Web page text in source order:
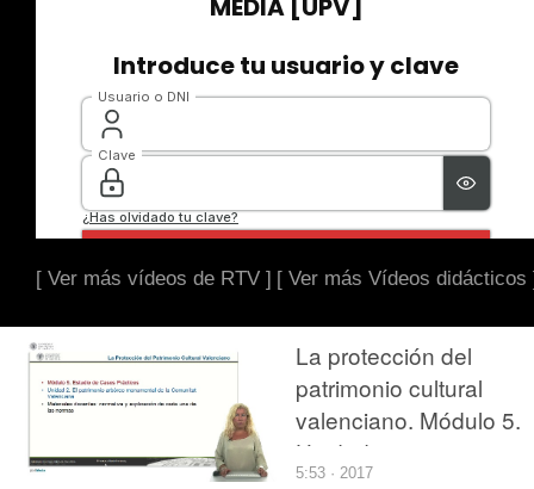
[ Ver más vídeos de RTV ] [ Ver más Vídeos didácticos
La protección del
patrimonio cultural
valenciano. Módulo 5.
Unidad 2.
5:53 · 2017